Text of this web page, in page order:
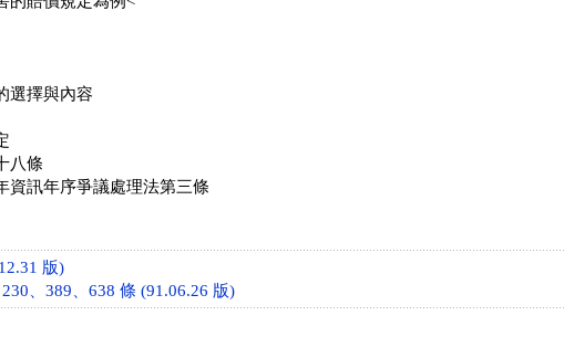
選擇與內容
八條
資訊年序爭議處理法第三條
版)
、389、638 條 (91.06.26 版)